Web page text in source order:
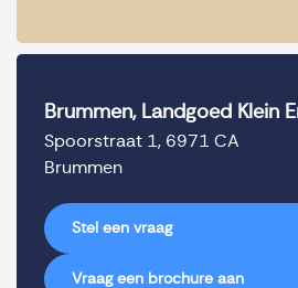
Brummen, Landgoed Klein
Spoorstraat 1, 6971 CA
Brummen
Stel een vraag
Vraag een brochure aan